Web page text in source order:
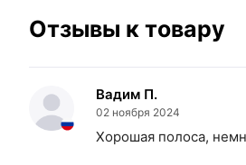
Отзывы к товару
Вадим П.
02 ноября 2024
Хорошая полоса,